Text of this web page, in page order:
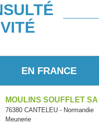
EN FRANCE
MOULINS SOUFFLET SA
76380 CANTELEU - Normandie
Meunerie